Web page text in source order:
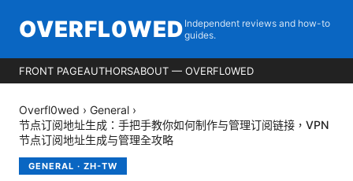
OVERFL0WED Independent reviews and how-to
guides.
FRONT PAGEAUTHORSABOUT — OVERFL0WED
Overfl0wed › General ›
节点订阅地址生成：手把手教你如何制作与管理订阅链接，VPN
节点订阅地址生成与管理全攻略
GENERAL · ZH-TW